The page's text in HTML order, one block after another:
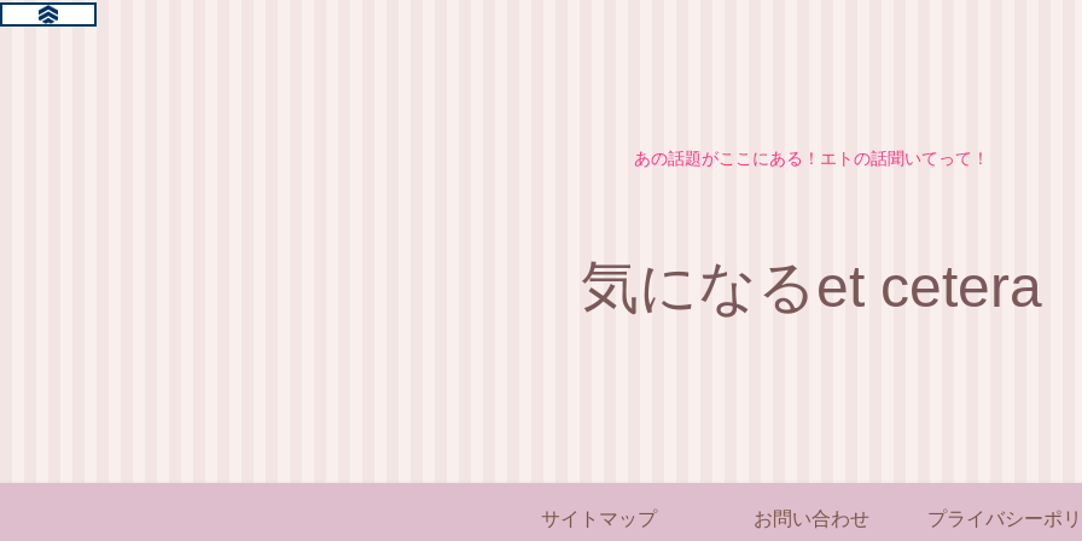
あの話題がここにある！エトの話聞いてって！
気になるet cetera
サイトマップ お問い合わせ プライバシーポ